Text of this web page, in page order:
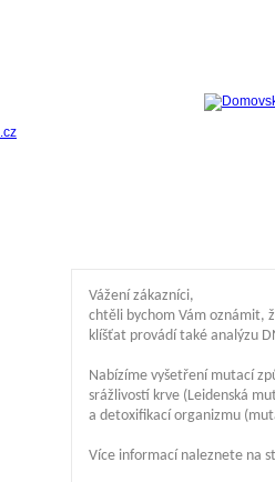
Vážení zákazníci,
chtěli bychom Vám oznámit,
klíšťat provádí také analýzu
Nabízíme vyšetření mutací
srážlivostí krve (Leidenská
a detoxifikací organizmu
Více informací naleznete na